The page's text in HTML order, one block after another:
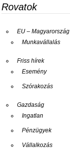
Rovatok
EU – Magyarország
Munkavállalás
Friss hírek
Esemény
Szórakozás
Gazdaság
Ingatlan
Pénzügyek
Vállalkozás